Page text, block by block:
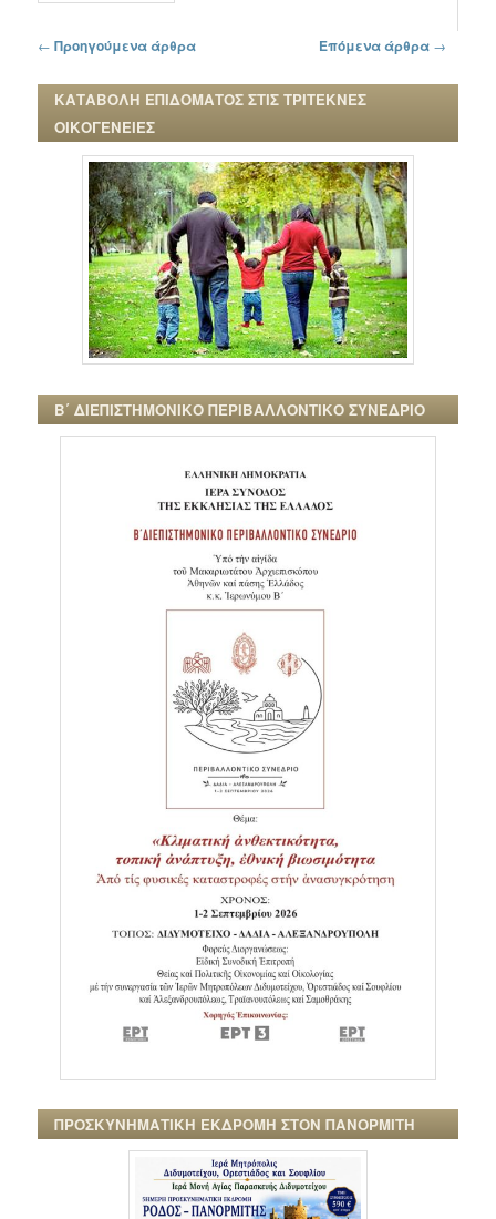
Πλοήγηση στα άρθρα
← Προηγούμενα άρθρα Επόμενα άρθρα →
ΚΑΤΑΒΟΛΗ ΕΠΙΔΟΜΑΤΟΣ ΣΤΙΣ ΤΡΙΤΕΚΝΕΣ
ΟΙΚΟΓΕΝΕΙΕΣ
Β΄ ΔΙΕΠΙΣΤΗΜΟΝΙΚΟ ΠΕΡΙΒΑΛΛΟΝΤΙΚΟ ΣΥΝΕΔΡΙΟ
ΠΡΟΣΚΥΝΗΜΑΤΙΚΗ ΕΚΔΡΟΜΗ ΣΤΟΝ ΠΑΝΟΡΜΙΤΗ